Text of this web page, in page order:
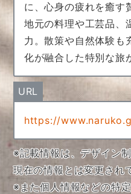
に、心身の疲れを癒す
地元の料理や工芸品、
力。散策や自然体験も
化が融合した特別な旅
URL
https://
※記載情報は、デザイン
現在の情報とは変更され
※また個人情報などの特